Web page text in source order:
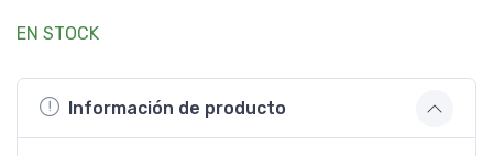
EN STOCK
Información de producto